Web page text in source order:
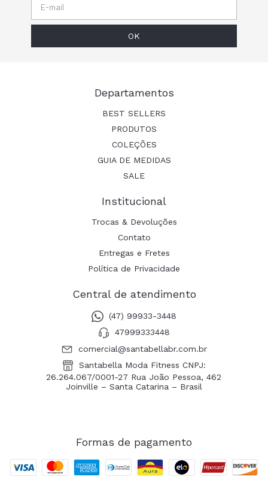
Departamentos
BEST SELLERS
PRODUTOS
COLEÇÕES
GUIA DE MEDIDAS
SALE
Institucional
Trocas & Devoluções
Contato
Entregas e Fretes
Política de Privacidade
Central de atendimento
(47) 99933-3448
47999333448
comercial@santabellabr.com.br
Santabella Moda Fitness CNPJ:
26.264.067/0001-27 Rua João Pessoa, 462
Joinville – Santa Catarina – Brasil
Formas de pagamento